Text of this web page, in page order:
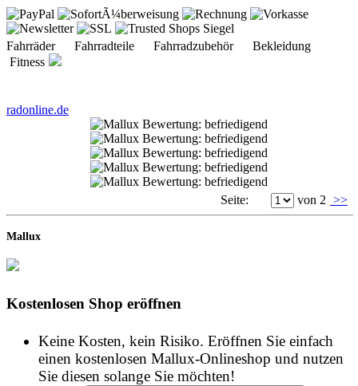
Fahrräder Fahrradteile Fahrradzubehör Bekleidung
Fitness
radonline.de
Seite: von 2 >>
Mallux
Kostenlosen Shop eröffnen
Keine Kosten, kein Risiko. Eröffnen Sie einfach
einen kostenlosen Mallux-Onlineshop und nutzen
Sie diesen solange Sie möchten!